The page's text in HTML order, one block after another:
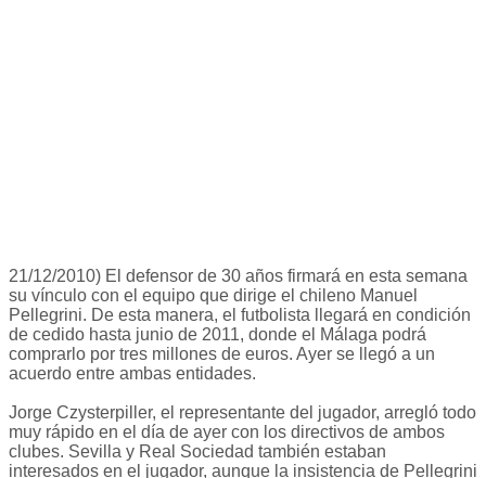
21/12/2010) El defensor de 30 años firmará en esta semana
su vínculo con el equipo que dirige el chileno Manuel
Pellegrini. De esta manera, el futbolista llegará en condición
de cedido hasta junio de 2011, donde el Málaga podrá
comprarlo por tres millones de euros. Ayer se llegó a un
acuerdo entre ambas entidades.
Jorge Czysterpiller, el representante del jugador, arregló todo
muy rápido en el día de ayer con los directivos de ambos
clubes. Sevilla y Real Sociedad también estaban
interesados en el jugador, aunque la insistencia de Pellegrini